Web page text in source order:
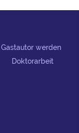
Gastautor werden
Doktorarbeit